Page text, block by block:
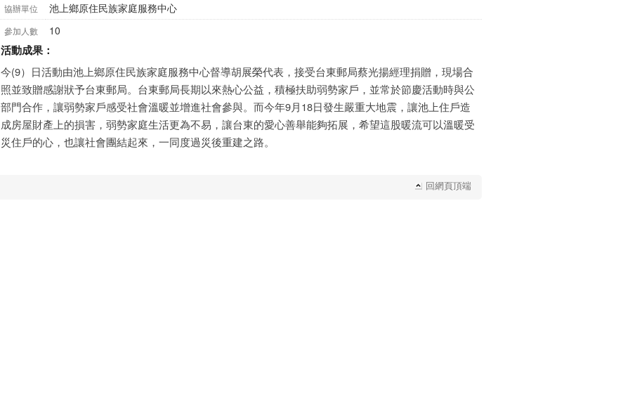
協辦單位 池上鄉原住民族家庭服務中心
參加人數 10
活動成果：
今(9）日活動由池上鄉原住民族家庭服務中心督導胡展榮代表，接受台東郵局蔡光揚經理捐贈，現場合
照並致贈感謝狀予台東郵局。台東郵局長期以來熱心公益，積極扶助弱勢家戶，並常於節慶活動時與公
部門合作，讓弱勢家戶感受社會溫暖並增進社會參與。而今年9月18日發生嚴重大地震，讓池上住戶造
成房屋財產上的損害，弱勢家庭生活更為不易，讓台東的愛心善舉能夠拓展，希望這股暖流可以溫暖受
災住戶的心，也讓社會團結起來，一同度過災後重建之路。
回網頁頂端